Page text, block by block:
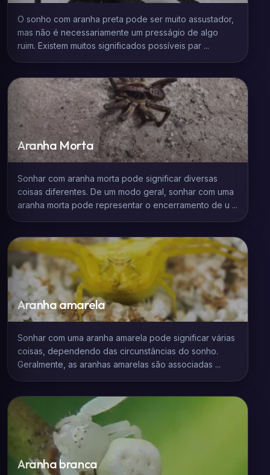
O sonho com aranha preta pode ser muito assustador,
mas não é necessariamente um presságio de algo
ruim. Existem muitos significados possíveis par ...
Aranha Morta
Sonhar com aranha morta pode significar diversas
coisas diferentes. De um modo geral, sonhar com uma
aranha morta pode representar o encerramento de u ...
Aranha amarela
Sonhar com uma aranha amarela pode significar várias
coisas, dependendo das circunstâncias do sonho.
Geralmente, as aranhas amarelas são associadas ...
Aranha branca